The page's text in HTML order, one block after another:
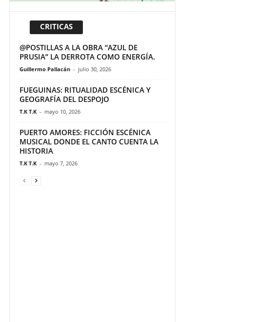
CRITICAS
@POSTILLAS A LA OBRA “AZUL DE
PRUSIA” LA DERROTA COMO ENERGÍA.
Guillermo Pallacán - julio 30, 2026
FUEGUINAS: RITUALIDAD ESCÉNICA Y
GEOGRAFÍA DEL DESPOJO
T.K T.K - mayo 10, 2026
PUERTO AMORES: FICCIÓN ESCÉNICA
MUSICAL DONDE EL CANTO CUENTA LA
HISTORIA
T.K T.K - mayo 7, 2026